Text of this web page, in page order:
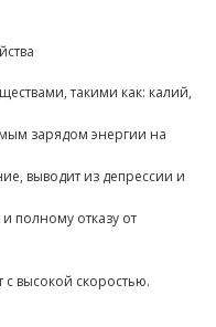
такими как: калий,
зарядом энергии на
выводит из депрессии и
полному отказу от
высокой скоростью.